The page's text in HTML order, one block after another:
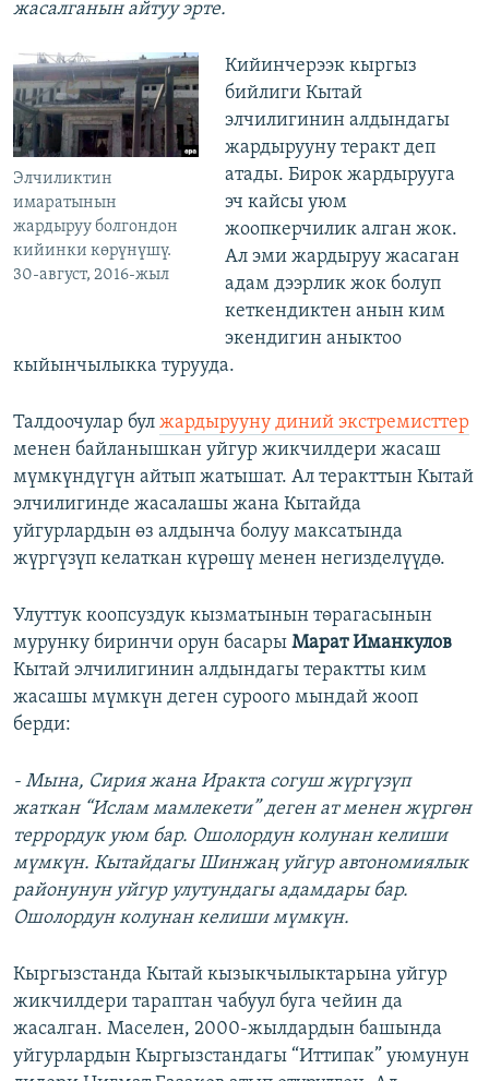
жасалганын айтуу эрте.
Элчиликтин
имаратынын
жардыруу болгондон
кийинки көрүнүшү.
30-август, 2016-жыл
Кийинчерээк кыргыз
бийлиги Кытай
элчилигинин алдындагы
жардырууну теракт деп
атады. Бирок жардырууга
эч кайсы уюм
жоопкерчилик алган жок.
Ал эми жардыруу жасаган
адам дээрлик жок болуп
кеткендиктен анын ким
экендигин аныктоо
кыйынчылыкка турууда.
Талдоочулар бул жардырууну диний экстремисттер
менен байланышкан уйгур жикчилдери жасаш
мүмкүндүгүн айтып жатышат. Ал теракттын Кытай
элчилигинде жасалашы жана Кытайда
уйгурлардын өз алдынча болуу максатында
жүргүзүп келаткан күрөшү менен негизделүүдө.
Улуттук коопсуздук кызматынын төрагасынын
мурунку биринчи орун басары Марат Иманкулов
Кытай элчилигинин алдындагы терактты ким
жасашы мүмкүн деген суроого мындай жооп
берди:
- Мына, Сирия жана Иракта согуш жүргүзүп
жаткан “Ислам мамлекети” деген ат менен жүргөн
террордук уюм бар. Ошолордун колунан келиши
мүмкүн. Кытайдагы Шинжаң уйгур автономиялык
районунун уйгур улутундагы адамдары бар.
Ошолордун колунан келиши мүмкүн.
Кыргызстанда Кытай кызыкчылыктарына уйгур
жикчилдери тараптан чабуул буга чейин да
жасалган. Маселен, 2000-жылдардын башында
уйгурлардын Кыргызстандагы “Иттипак” уюмунун